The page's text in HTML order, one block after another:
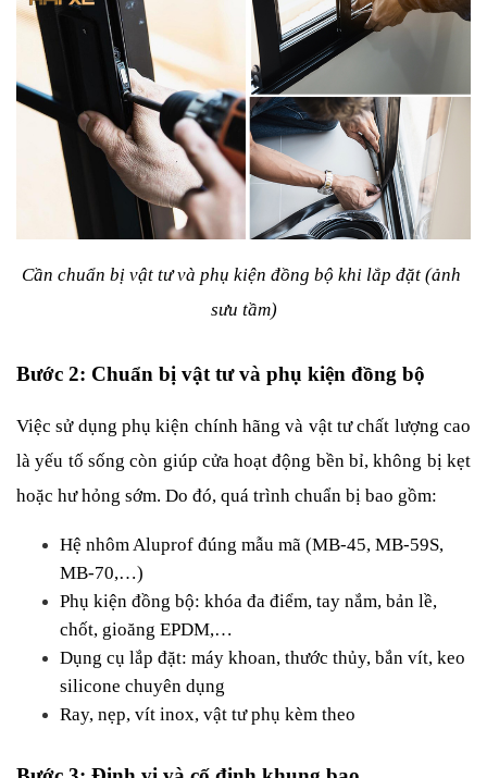
Cần chuẩn bị vật tư và phụ kiện đồng bộ khi lắp đặt (ảnh
sưu tầm)
Bước 2: Chuẩn bị vật tư và phụ kiện đồng bộ
Việc sử dụng phụ kiện chính hãng và vật tư chất lượng cao
là yếu tố sống còn giúp cửa hoạt động bền bỉ, không bị kẹt
hoặc hư hỏng sớm. Do đó, quá trình chuẩn bị bao gồm:
Hệ nhôm Aluprof đúng mẫu mã (MB-45, MB-59S,
MB-70,…)
Phụ kiện đồng bộ: khóa đa điểm, tay nắm, bản lề,
chốt, gioăng EPDM,…
Dụng cụ lắp đặt: máy khoan, thước thủy, bắn vít, keo
silicone chuyên dụng
Ray, nẹp, vít inox, vật tư phụ kèm theo